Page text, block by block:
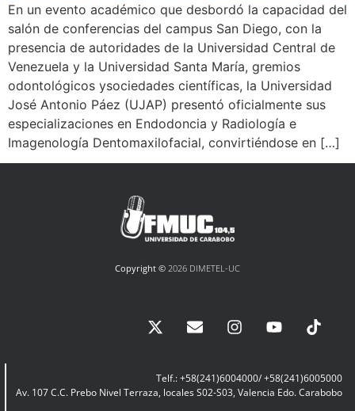
En un evento académico que desbordó la capacidad del
salón de conferencias del campus San Diego, con la
presencia de autoridades de la Universidad Central de
Venezuela y la Universidad Santa María, gremios
odontológicos ysociedades científicas, la Universidad
José Antonio Páez (UJAP) presentó oficialmente sus
especializaciones en Endodoncia y Radiología e
Imagenología Dentomaxilofacial, convirtiéndose en […]
Copyright © 2026 DIMETEL-UC
Telf.: +58(241)6004000/ +58(241)6005000
Av. 107 C.C. Prebo Nivel Terraza, locales S02-S03, Valencia Edo. Carabobo